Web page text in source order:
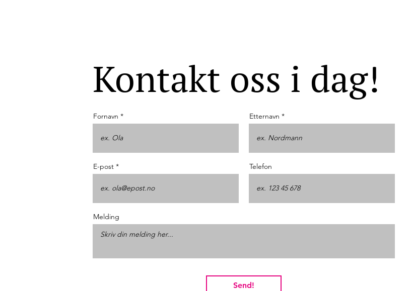
Kontakt oss i dag!
Fornavn Etternavn
E-post Telefon
Melding
Send!